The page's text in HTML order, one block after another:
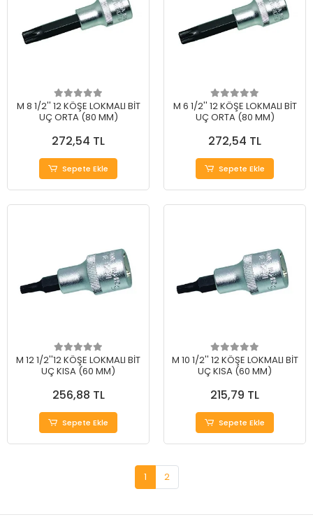
M 8 1/2'' 12 KÖŞE LOKMALI BİT
UÇ ORTA (80 MM)
272,54 TL
Sepete Ekle
M 6 1/2'' 12 KÖŞE LOKMALI BİT
UÇ ORTA (80 MM)
272,54 TL
Sepete Ekle
M 12 1/2''12 KÖŞE LOKMALI BİT
UÇ KISA (60 MM)
256,88 TL
Sepete Ekle
M 10 1/2'' 12 KÖŞE LOKMALI BİT
UÇ KISA (60 MM)
215,79 TL
Sepete Ekle
1 2